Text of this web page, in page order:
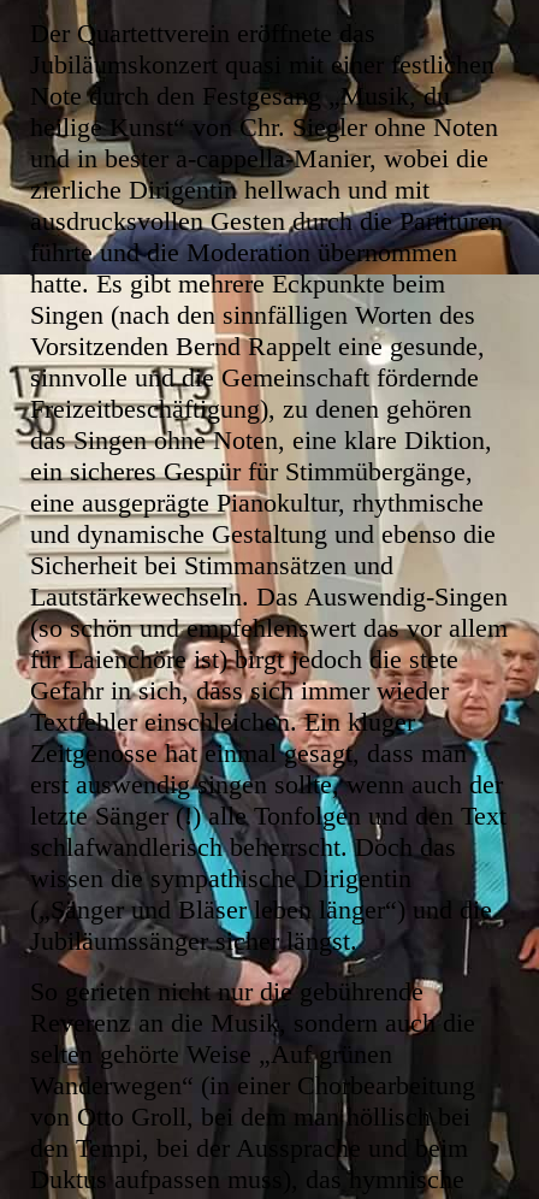
Der Quartettverein eröffnete das
Jubiläumskonzert quasi mit einer festlichen
Note durch den Festgesang „Musik, du
heilige Kunst“ von Chr. Siegler ohne Noten
und in bester a-cappella-Manier, wobei die
zierliche Dirigentin hellwach und mit
ausdrucksvollen Gesten durch die Partituren
führte und die Moderation übernommen
hatte. Es gibt mehrere Eckpunkte beim
Singen (nach den sinnfälligen Worten des
Vorsitzenden Bernd Rappelt eine gesunde,
sinnvolle und die Gemeinschaft fördernde
Freizeitbeschäftigung), zu denen gehören
das Singen ohne Noten, eine klare Diktion,
ein sicheres Gespür für Stimmübergänge,
eine ausgeprägte Pianokultur, rhythmische
und dynamische Gestaltung und ebenso die
Sicherheit bei Stimmansätzen und
Lautstärkewechseln. Das Auswendig-Singen
(so schön und empfehlenswert das vor allem
für Laienchöre ist) birgt jedoch die stete
Gefahr in sich, dass sich immer wieder
Textfehler einschleichen. Ein kluger
Zeitgenosse hat einmal gesagt, dass man
erst auswendig singen sollte, wenn auch der
letzte Sänger (!) alle Tonfolgen und den Text
schlafwandlerisch beherrscht. Doch das
wissen die sympathische Dirigentin
(„Sänger und Bläser leben länger“) und die
Jubiläumssänger sicher längst.
So gerieten nicht nur die gebührende
Reverenz an die Musik, sondern auch die
selten gehörte Weise „Auf grünen
Wanderwegen“ (in einer Chorbearbeitung
von Otto Groll, bei dem man höllisch bei
den Tempi, bei der Aussprache und beim
Duktus aufpassen muss), das hymnische